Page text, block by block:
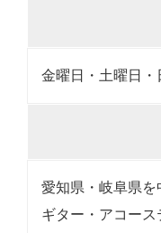
金曜日・土曜日・
愛知県・岐阜県を
ギター・アコー